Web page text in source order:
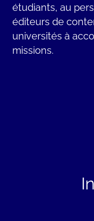
étudiants, au
éditeurs de
universités à
missions.